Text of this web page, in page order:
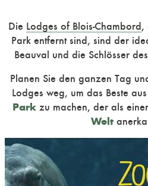
Die Lodges of Blois-Chambord,
Park entfernt sind, sind der
Beauval und die Schlösser
Planen Sie den ganzen Tag
Lodges weg, um das Beste
Parkzu machen, der als
Welt